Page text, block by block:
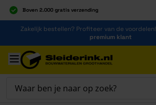
Boven 2.000 gratis verzending
Al 40 jaar dé specialist
Alles onder één dak
Ga naar de inhoud
Zakelijk bestellen? Profiteer van de voordelen!
premium klant
Ga naar hoofdinhoud